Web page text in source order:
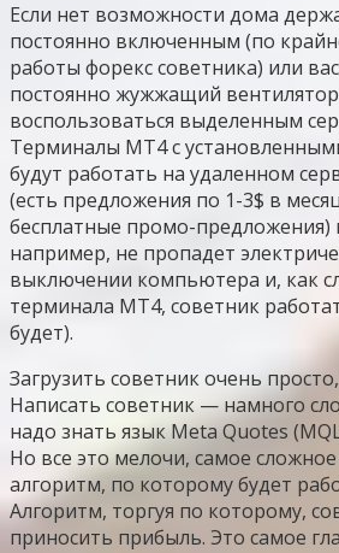
Если нет возможности дома
постоянно включенным (по
работы форекс советника) или
постоянно жужжащий
воспользоваться выделенным
Терминалы МТ4 с
будут работать на удаленном
(есть предложения по 1-3$ в
бесплатные промо-
например, не пропадет
выключении компьютера и, как
терминала МТ4, советник
будет).
Загрузить советник очень
Написать советник — намного
надо знать язык Meta Quotes
Но все это мелочи, самое
алгоритм, по которому будет
Алгоритм, торгуя по которому,
приносить прибыль. Это самое